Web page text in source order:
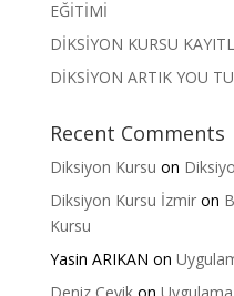
EĞİTİMİ
DİKSİYON KURSU
DİKSİYON ARTIK YOU
Recent Comments
Diksiyon Kursu on
Diksiyon Kursu İzmiron
Kursu
Yasin ARIKAN on